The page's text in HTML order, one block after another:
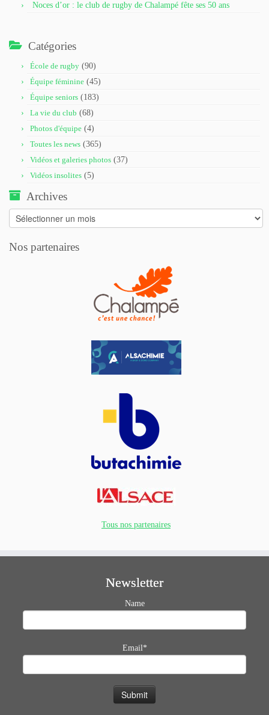
Noces d’or : le club de rugby de Chalampé fête ses 50 ans
Catégories
École de rugby (90)
Équipe féminine (45)
Équipe seniors (183)
La vie du club (68)
Photos d'équipe (4)
Toutes les news (365)
Vidéos et galeries photos (37)
Vidéos insolites (5)
Archives
Archives
Nos partenaires
Tous nos partenaires
Newsletter
Name
Email*